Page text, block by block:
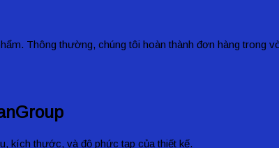
Thông thường, chúng tôi hoàn thành đơn hàng trong
kích thước, và độ phức tạp của thiết kế.